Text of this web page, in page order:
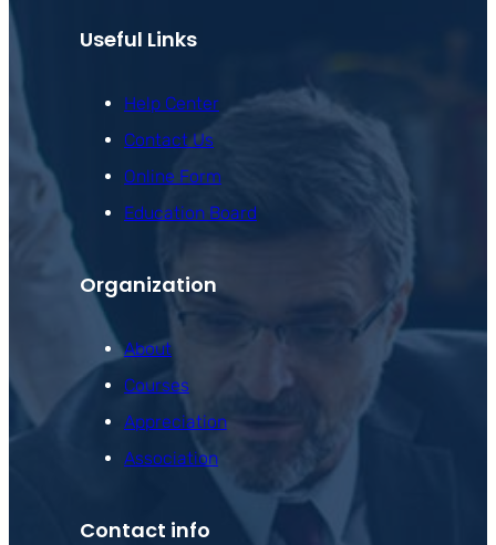
Useful Links
Help Center
Contact Us
Online Form
Education Board
Organization
About
Courses
Appreciation
Association
Contact info